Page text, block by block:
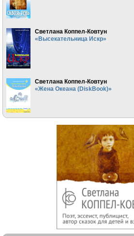
Светлана Коппел-Ковтун
«Высекательница Искр»
Светлана Коппел-Ковтун
«Жена Океана (DiskBook)»